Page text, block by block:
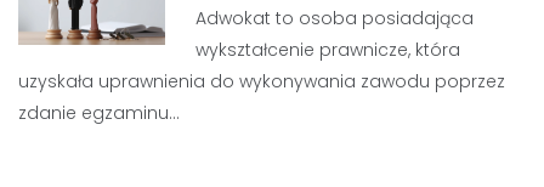
Adwokat to osoba posiadająca
wykształcenie prawnicze, która
uzyskała uprawnienia do wykonywania zawodu poprzez
zdanie egzaminu…